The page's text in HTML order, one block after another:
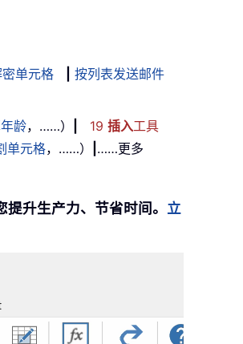
单元格
按列表发送邮件
龄，……） 19 插入工具
单元格，……）
……更多
升生产力、节省时间。 立